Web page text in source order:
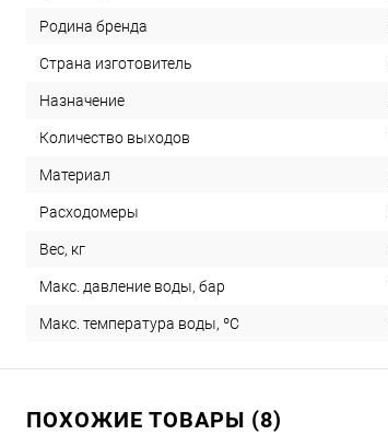
Родина бренда
Страна изготовитель
Назначение
Количество выходов
Материал
Расходомеры
Вес, кг
Макс. давление воды, бар
Макс. температура воды, ºС
ПОХОЖИЕ ТОВАРЫ (8)